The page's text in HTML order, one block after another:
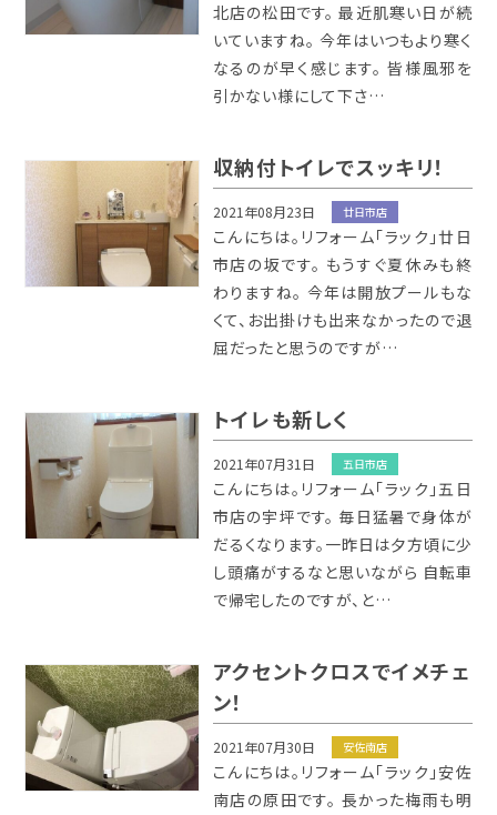
北店の松田です。 最近肌寒い日が続
いていますね。 今年はいつもより寒く
なるのが早く感じます。 皆様風邪を
引かない様にして下さ…
収納付トイレでスッキリ！
2021年08月23日 廿日市店
こんにちは。リフォーム「ラック」廿日
市店の坂です。 もうすぐ夏休みも終
わりますね。 今年は開放プールもな
くて、お出掛けも出来なかったので退
屈だったと思うのですが…
トイレも新しく
2021年07月31日 五日市店
こんにちは。リフォーム「ラック」五日
市店の宇坪です。 毎日猛暑で身体が
だるくなります。一昨日は夕方頃に少
し頭痛がするなと思いながら 自転車
で帰宅したのですが、と…
アクセントクロスでイメチェ
ン！
2021年07月30日 安佐南店
こんにちは。リフォーム「ラック」安佐
南店の原田です。 長かった梅雨も明